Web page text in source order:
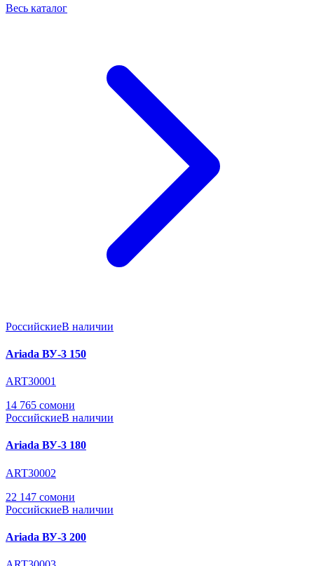
Весь каталог
РоссийскиеВ наличии
Ariada ВУ-3 150
ART30001
14 765 сомони
РоссийскиеВ наличии
Ariada ВУ-3 180
ART30002
22 147 сомони
РоссийскиеВ наличии
Ariada ВУ-3 200